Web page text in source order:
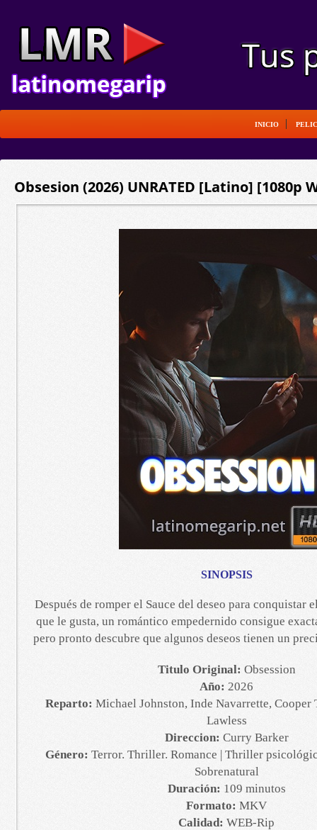
INICIO
Obsesion (2026) UNRATED [Latino] [1080p
SINOPSIS
Después de romper el Sauce del deseo para conquistar
que le gusta, un romántico empedernido consigue
pero pronto descubre que algunos deseos tienen un
Titulo Original: Obsession
Año: 2026
Reparto: Michael Johnston, Inde Navarrette, Cooper
Lawless
Direccion: Curry Barker
Género: Terror. Thriller. Romance | Thriller
Sobrenatural
Duración: 109 minutos
Formato: MKV
Calidad: WEB-Rip